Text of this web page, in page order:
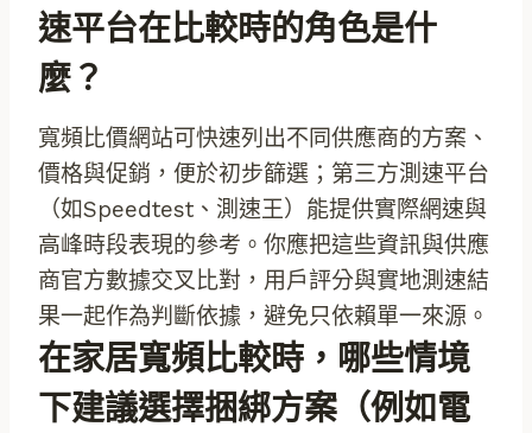
速平台在比較時的角色是什
麼？
寬頻比價網站可快速列出不同供應商的方案、
價格與促銷，便於初步篩選；第三方測速平台
（如Speedtest、測速王）能提供實際網速與
高峰時段表現的參考。你應把這些資訊與供應
商官方數據交叉比對，用戶評分與實地測速結
果一起作為判斷依據，避免只依賴單一來源。
在家居寬頻比較時，哪些情境
下建議選擇捆綁方案（例如電